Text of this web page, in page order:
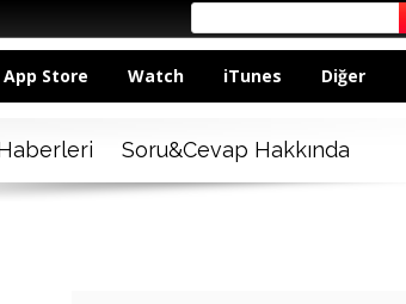
App Store Watch iTunes Diğer
Soru&Cevap Hakkında